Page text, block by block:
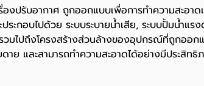
บอากาศ ถูกออกแบบเพื่อการทำความสะอาด
ะกอบไปด้วย ระบบระบายน้ำเสีย, ระบบปั้มน้ำแ
มไปถึงโครงสร้างส่วนล้างของอุปกรณ์ที่ถูกออก
ย และสามารถทำความสะอาดได้อย่างมีประสิท